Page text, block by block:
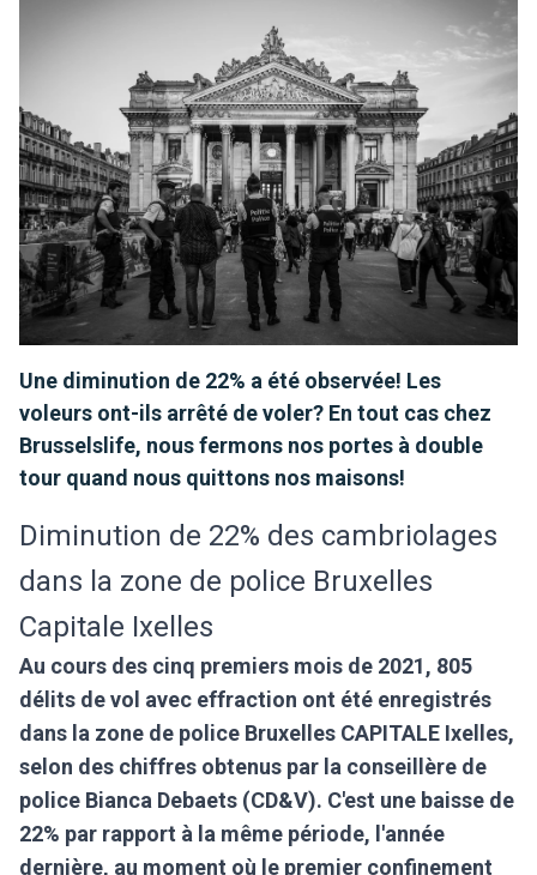
Une diminution de 22% a été observée! Les
voleurs ont-ils arrêté de voler? En tout cas chez
Brusselslife, nous fermons nos portes à double
tour quand nous quittons nos maisons!
Diminution de 22% des cambriolages
dans la zone de police Bruxelles
Capitale Ixelles
Au cours des cinq premiers mois de 2021, 805
délits de vol avec effraction ont été enregistrés
dans la zone de police Bruxelles CAPITALE Ixelles,
selon des chiffres obtenus par la conseillère de
police Bianca Debaets (CD&V). C'est une baisse de
22% par rapport à la même période, l'année
dernière, au moment où le premier confinement